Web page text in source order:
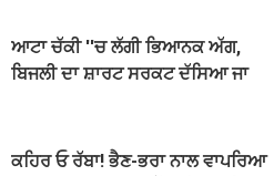
ਆਟਾ ਚੱਕੀ ''ਚ ਲੱਗੀ ਭਿਆਨਕ ਅੱਗ,
ਬਿਜਲੀ ਦਾ ਸ਼ਾਰਟ ਸਰਕਟ ਦੱਸਿਆ ਜਾ
ਕਹਿਰ ਓ ਰੱਬਾ! ਭੈਣ-ਭਰਾ ਨਾਲ ਵਾਪਰਿਆ